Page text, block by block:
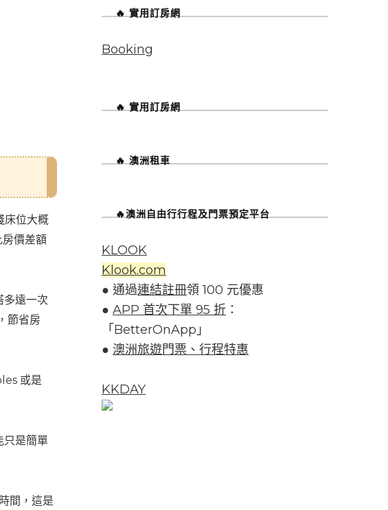
床位大概
價差額
多遠一次
節省房
或是
只是簡單
間，這是
🔥 實用訂房網
Booking
🔥 實用訂房網
🔥 澳洲租車
🔥澳洲自由行行程及門票預定平台
KLOOK
Klook.com
● 通過連結註冊領 100 元優惠
● APP 首次下單 95 折 ：
「BetterOnApp」
● 澳洲旅遊門票、行程特惠
KKDAY